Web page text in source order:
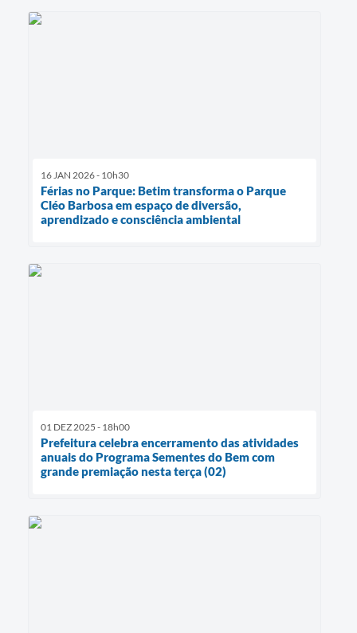
16 JAN 2026 - 10h30
Férias no Parque: Betim transforma o Parque
Cléo Barbosa em espaço de diversão,
aprendizado e consciência ambiental
01 DEZ 2025 - 18h00
Prefeitura celebra encerramento das atividades
anuais do Programa Sementes do Bem com
grande premiação nesta terça (02)